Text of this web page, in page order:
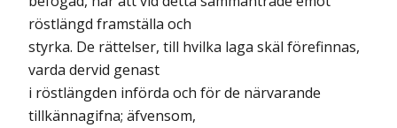
röstlängd framställa och
styrka. De rättelser, till hvilka laga skäl förefinnas,
varda dervid genast
i röstlängden införda och för de närvarande
tillkännagifna; äfvensom,